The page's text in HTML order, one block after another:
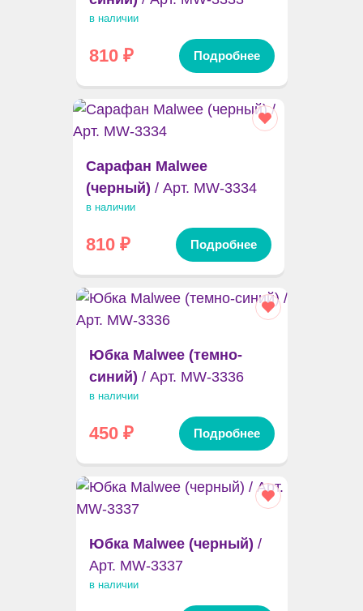
в наличии
810₽ Подробнее
Сарафан Malwee
(черный) / Арт. MW-3334
в наличии
810₽ Подробнее
Юбка Malwee (темно-
синий) / Арт. MW-3336
в наличии
450₽ Подробнее
Юбка Malwee (черный) /
Арт. MW-3337
в наличии